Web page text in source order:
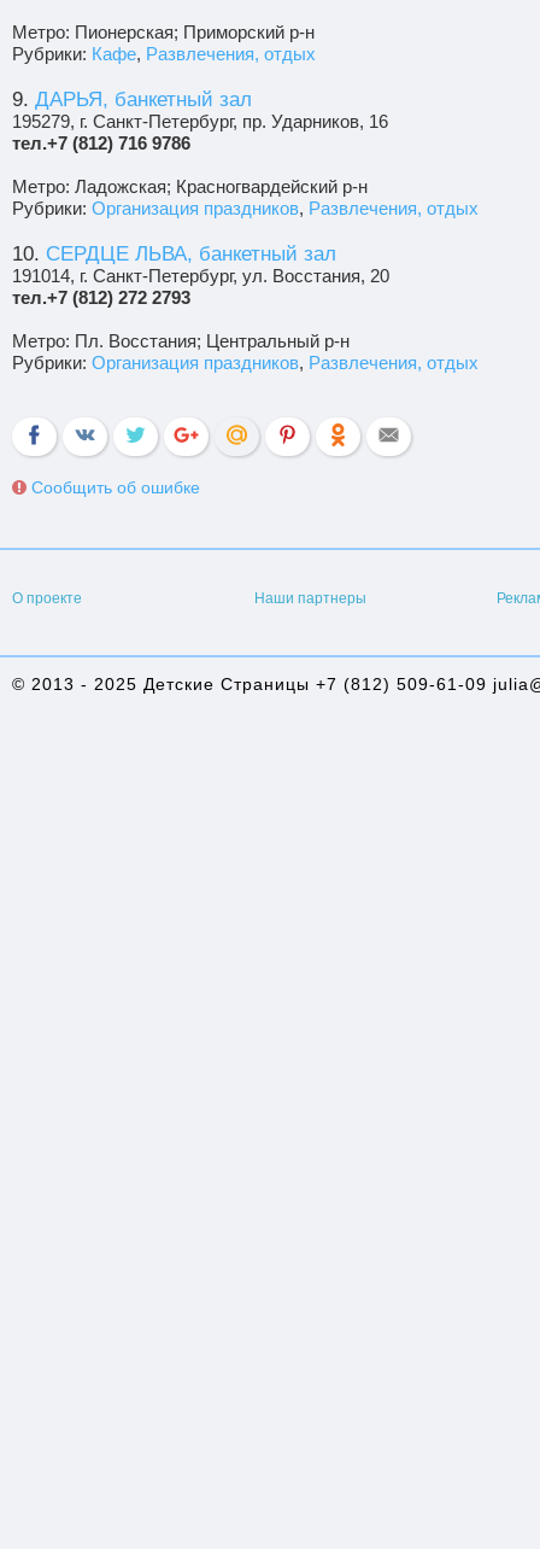
Метро: Пионерская; Приморский р-н
Рубрики: Кафе, Развлечения, отдых
9. ДАРЬЯ, банкетный зал
195279, г. Санкт-Петербург, пр. Ударников, 16
тел.+7 (812) 716 9786
Метро: Ладожская; Красногвардейский р-н
Рубрики: Организация праздников, Развлечения, отдых
10. СЕРДЦЕ ЛЬВА, банкетный зал
191014, г. Санкт-Петербург, ул. Восстания, 20
тел.+7 (812) 272 2793
Метро: Пл. Восстания; Центральный р-н
Рубрики: Организация праздников, Развлечения, отдых
Сообщить об ошибке
О проекте Наши партнеры
© 2013 - 2025 Детские Страницы +7 (812) 509-61-09